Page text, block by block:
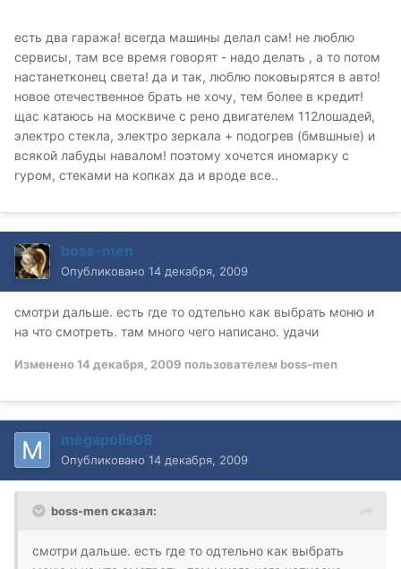
есть два гаража! всегда машины делал сам! не люблю
сервисы, там все время говорят - надо делать , а то потом
настанетконец света! да и так, люблю поковырятся в авто!
новое отечественное брать не хочу, тем более в кредит!
щас катаюсь на москвиче с рено двигателем 112лошадей,
электро стекла, электро зеркала + подогрев (бмвшные) и
всякой лабуды навалом! поэтому хочется иномарку с
гуром, стеками на копках да и вроде все..
boss-men
Опубликовано 14 декабря, 2009
смотри дальше. есть где то одтельно как выбрать моню и
на что смотреть. там много чего написано. удачи
Изменено14 декабря, 2009 пользователем boss-men
megapolis08
Опубликовано 14 декабря, 2009
boss-men сказал:
смотри дальше. есть где то одтельно как выбрать